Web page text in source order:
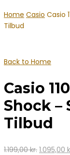
Home Casio Casio
Tilbud
Back to Home
Casio
Shock –
Tilbud
1.199,00kr. Den
1.095,00